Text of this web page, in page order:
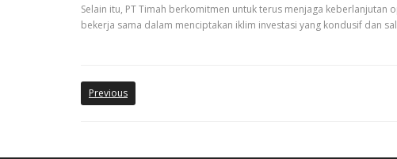
Selain itu, PT Timah berkomitmen untuk terus menjaga
bekerja sama dalam menciptakan iklim investasi yang kondusif dan
Previous